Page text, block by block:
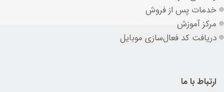
خدمات پس از فروش
مرکز آموزش
دریافت کد فعال‌سازی موبایل
ارتباط با ما